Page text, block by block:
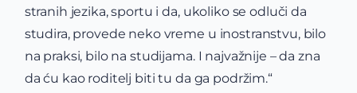
stranih jezika, sportu i da, ukoliko se odluči da
studira, provede neko vreme u inostranstvu, bilo
na praksi, bilo na studijama. I najvažnije – da zna
da ću kao roditelj biti tu da ga podržim.“